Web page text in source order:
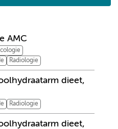
AMC
Radiologie
dieet,
Radiologie
dieet,